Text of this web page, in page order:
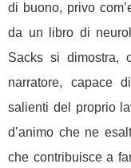
di buono, privo
da un libro di
Sacks si dimostra,
narratore, capace
salienti del proprio
d’animo che ne
che contribuisce a